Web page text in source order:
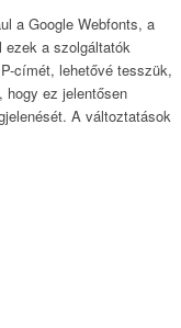
a Google Webfonts, a
ezek a szolgáltatók
címét, lehetővé tesszük,
hogy ez jelentősen
A változtatások